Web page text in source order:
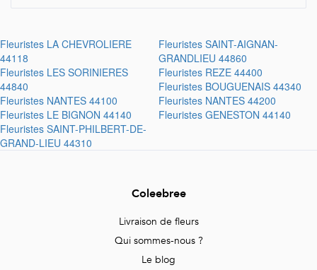
Fleuristes LA CHEVROLIERE
44118
Fleuristes SAINT-AIGNAN-
GRANDLIEU 44860
Fleuristes LES SORINIERES
44840
Fleuristes REZE 44400
Fleuristes BOUGUENAIS 44340
Fleuristes NANTES 44100 Fleuristes NANTES 44200
Fleuristes LE BIGNON 44140 Fleuristes GENESTON 44140
Fleuristes SAINT-PHILBERT-DE-
GRAND-LIEU 44310
Coleebree
Livraison de fleurs
Qui sommes-nous ?
Le blog